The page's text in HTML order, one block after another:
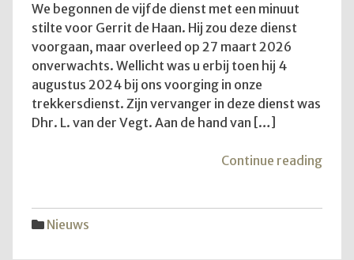
We begonnen de vijfde dienst met een minuut
stilte voor Gerrit de Haan. Hij zou deze dienst
voorgaan, maar overleed op 27 maart 2026
onverwachts. Wellicht was u erbij toen hij 4
augustus 2024 bij ons voorging in onze
trekkersdienst. Zijn vervanger in deze dienst was
Dhr. L. van der Vegt. Aan de hand van […]
Continue reading"De
Nieuws